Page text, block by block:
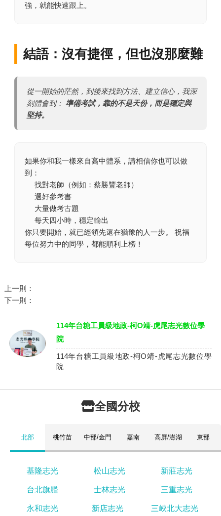
強，就能快速跟上。
結語：沒有捷徑，但也沒那麼難
從一開始的茫然，到後來找到方法、建立信心，我深
刻體會到： 準備考試，靠的不是天份，而是穩定與
堅持。
如果你和我一樣來自高中體系，請相信你也可以做
到：
找對老師（例如：蔡勝豐老師）
選好參考書
大量做考古題
每天四小時，穩定輸出
你只要開始，就已經領先還在猶豫的人一步。 祝福
每位努力中的同學，都能順利上榜！
上一則：
下一則：
114年台糖工員級地政-柯O靖-虎尾志光數位學
院
114年台糖工員級地政-柯O靖-虎尾志光數位學
院
全國分校
北部 桃竹苗 中部/金門 嘉南 高屏/澎湖 東部
基隆志光 松山志光 新莊志光
台北旗艦 士林志光 三重志光
永和志光 新店志光 三峽北大志光